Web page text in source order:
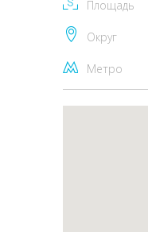
Площадь
Округ
Метро